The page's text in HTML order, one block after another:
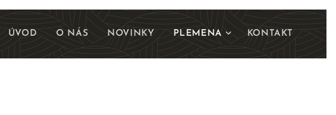
ÚVOD O NÁS NOVINKY PLEMENA KONTAKT